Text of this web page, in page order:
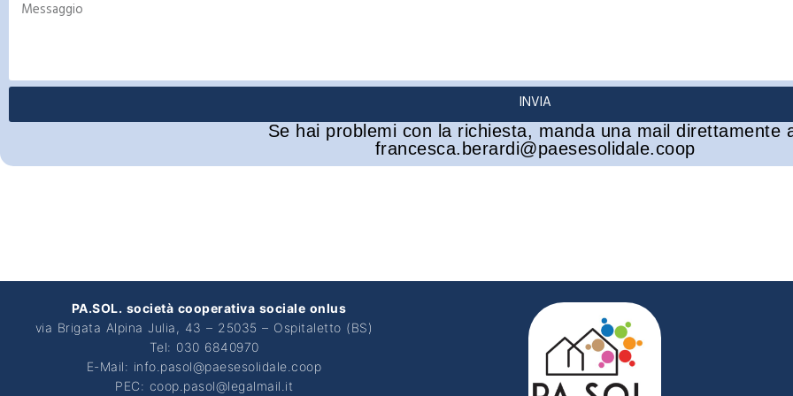
INVIA
Se hai problemi con la richiesta, manda una mail direttamente
francesca.berardi@paesesolidale.coop
PA.SOL. società cooperativa sociale onlus
via Brigata Alpina Julia, 43 – 25035 – Ospitaletto (BS)
Tel: 030 6840970
E-Mail: info.pasol@paesesolidale.coop
PEC: coop.pasol@legalmail.it